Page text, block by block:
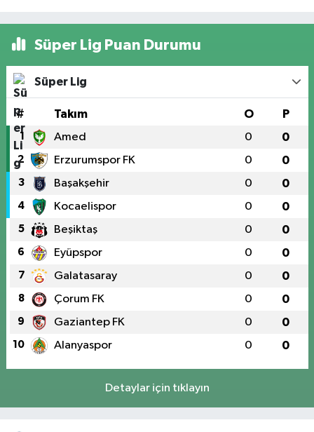
Süper Lig Puan Durumu
Süper Lig
# Takım O P
1 Amed 0 0
2 Erzurumspor FK 0 0
3 Başakşehir 0 0
4 Kocaelispor 0 0
5 Beşiktaş 0 0
6 Eyüpspor 0 0
7 Galatasaray 0 0
8 Çorum FK 0 0
9 Gaziantep FK 0 0
10 Alanyaspor 0 0
Detaylar için tıklayın